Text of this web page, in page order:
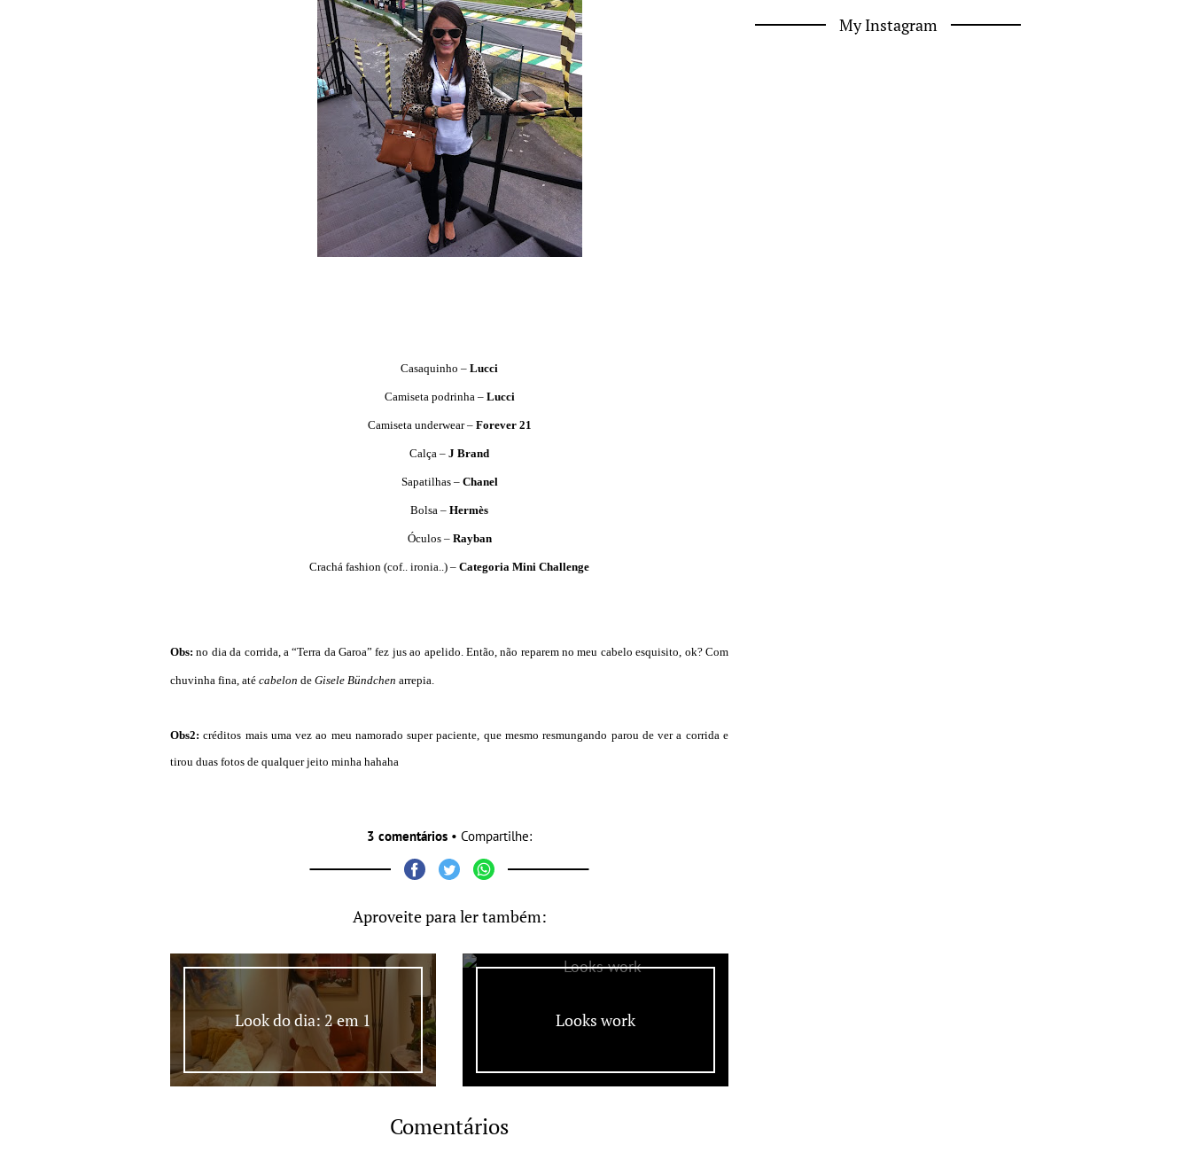
Casaquinho – Lucci
Camiseta podrinha – Lucci
Camiseta underwear – Forever 21
Calça – J Brand
Sapatilhas – Chanel
Bolsa – Hermès
Óculos –Rayban
Crachá fashion (cof.. ironia..) – Categoria Mini Challenge
Obs: no dia da corrida, a “Terra da Garoa” fez jus ao apelido. Então, não reparem no meu cabelo esquisito, ok? Com
chuvinha fina, até cabelon de Gisele Bündchen arrepia.
Obs2: créditos mais uma vez ao meu namorado super paciente, que mesmo resmungando parou de ver a corrida e
tirou duas fotos de qualquer jeito minha hahaha
3 comentários • Compartilhe:
Aproveite para ler também:
Look do dia: 2 em 1 Looks work
Comentários
My Instagram